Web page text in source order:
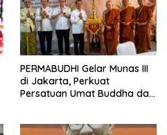
PERMABUDHI Gelar Munas III
di Jakarta, Perkuat
Persatuan Umat Buddha dan